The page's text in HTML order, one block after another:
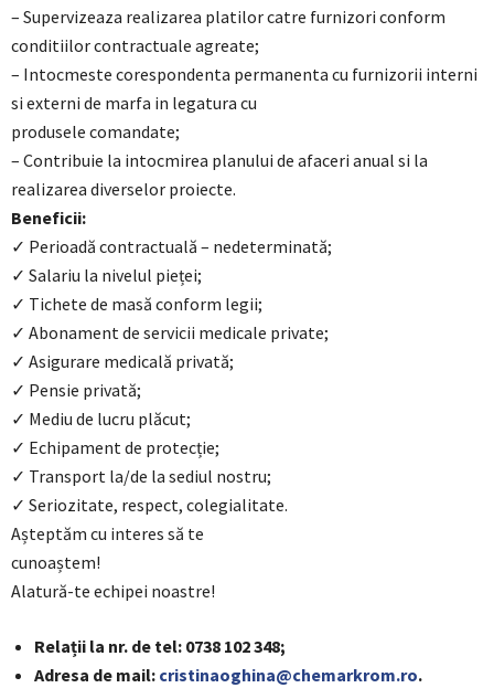
– Supervizeaza realizarea platilor catre furnizori conform
conditiilor contractuale agreate;
– Intocmeste corespondenta permanenta cu furnizorii interni
si externi de marfa in legatura cu
produsele comandate;
– Contribuie la intocmirea planului de afaceri anual si la
realizarea diverselor proiecte.
Beneficii:
✓ Perioadă contractuală – nedeterminată;
✓ Salariu la nivelul pieței;
✓ Tichete de masă conform legii;
✓ Abonament de servicii medicale private;
✓ Asigurare medicală privată;
✓ Pensie privată;
✓ Mediu de lucru plăcut;
✓ Echipament de protecție;
✓ Transport la/de la sediul nostru;
✓ Seriozitate, respect, colegialitate.
Așteptăm cu interes să te
cunoaștem!
Alatură-te echipei noastre!
Relații la nr. de tel: 0738 102 348;
Adresa de mail: cristinaoghina@chemarkrom.ro.